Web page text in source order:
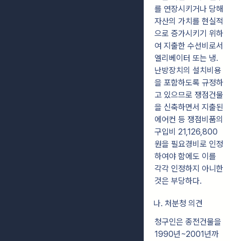
를 연장시키거나 당해
자산의 가치를 현실적
으로 증가시키기 위하
여 지출한 수선비로서
엘리베이터 또는 냉․
난방장치의 설치비용
을 포함하도록 규정하
고 있으므로 쟁점건물
을 신축하면서 지출된
에어컨 등 쟁점비품의
구입비 21,126,800
원을 필요경비로 인정
하여야 함에도 이를
각각 인정하지 아니한
것은 부당하다.
나. 처분청 의견
청구인은 종전건물을
1990년~2001년까